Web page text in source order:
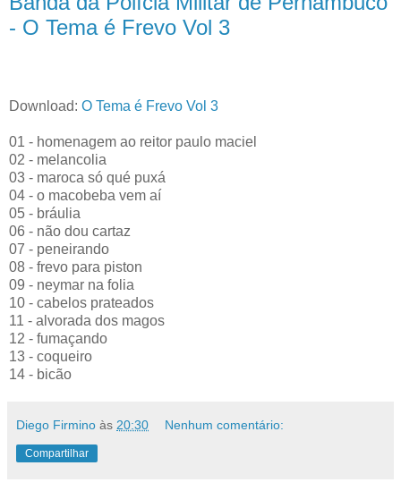
- O Tema é Frevo Vol 3
Download: O Tema é Frevo Vol 3
01 - homenagem ao reitor paulo maciel
02 - melancolia
03 - maroca só qué puxá
04 - o macobeba vem aí
05 - bráulia
06 - não dou cartaz
07 - peneirando
08 - frevo para piston
09 - neymar na folia
10 - cabelos prateados
11 - alvorada dos magos
12 - fumaçando
13 - coqueiro
14 - bicão
Diego Firmino às 20:30 Nenhum comentário:
Compartilhar